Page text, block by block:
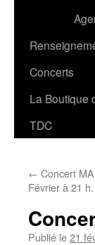
Concerts
La Boutique
TDC
← Concert
Février à 21 h.
Publié le21